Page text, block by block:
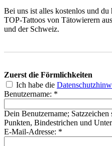
Bei uns ist alles kostenlos und
TOP-Tattoos von Tätowierern
und der Schweiz.
Zuerst die Förmlichkeiten
Ich habe die
Benutzername: *
Dein Benutzername;
Punkten, Bindestrichen und
E-Mail-Adresse: *